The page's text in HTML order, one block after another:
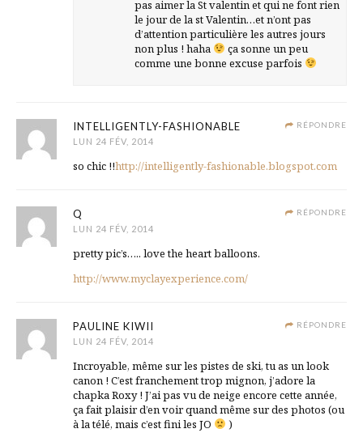
pas aimer la St valentin et qui ne font rien
le jour de la st Valentin…et n’ont pas
d’attention particulière les autres jours
non plus ! haha
ça sonne un peu
comme une bonne excuse parfois
RÉPONDRE
INTELLIGENTLY-FASHIONABLE
LUN 24 FÉV, 2014
so chic !!http://intelligently-fashionable.blogspot.com
RÉPONDRE
Q
LUN 24 FÉV, 2014
pretty pic’s….. love the heart balloons.
http://www.myclayexperience.com/
RÉPONDRE
PAULINE KIWII
LUN 24 FÉV, 2014
Incroyable, même sur les pistes de ski, tu as un look
canon ! C’est franchement trop mignon, j’adore la
chapka Roxy ! J’ai pas vu de neige encore cette année,
ça fait plaisir d’en voir quand même sur des photos (ou
à la télé, mais c’est fini les JO
)